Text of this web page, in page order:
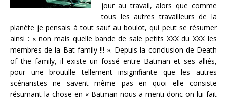
jour au travail, alors que comme
tous les autres travailleurs de la
planète je pensais à tout sauf au boulot, qui peut se résumer
ainsi : « non mais quelle bande de sale petits XXX du XXX les
membres de la Bat-family !!! ». Depuis la conclusion de Death
of the family, il existe un fossé entre Batman et ses alliés,
pour une broutille tellement insignifiante que les autres
scénaristes ne savent même pas en quoi elle consiste
résumant la chose en « Batman nous a menti donc on lui fait